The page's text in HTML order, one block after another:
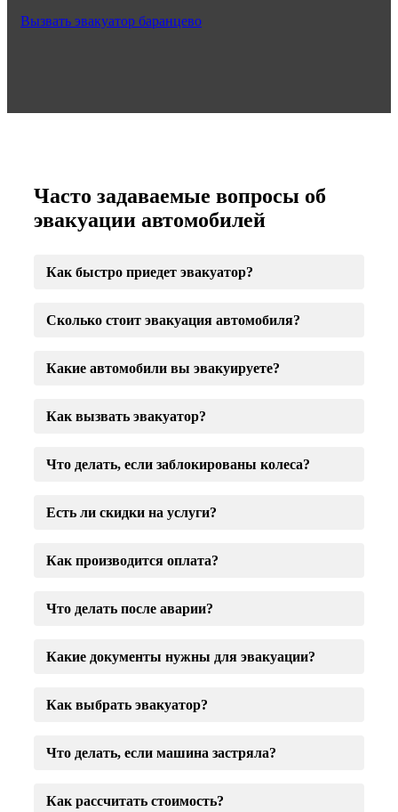
Вызвать эвакуатор баранцево
Часто задаваемые вопросы об
эвакуации автомобилей
Как быстро приедет эвакуатор?
Сколько стоит эвакуация автомобиля?
Какие автомобили вы эвакуируете?
Как вызвать эвакуатор?
Что делать, если заблокированы колеса?
Есть ли скидки на услуги?
Как производится оплата?
Что делать после аварии?
Какие документы нужны для эвакуации?
Как выбрать эвакуатор?
Что делать, если машина застряла?
Как рассчитать стоимость?